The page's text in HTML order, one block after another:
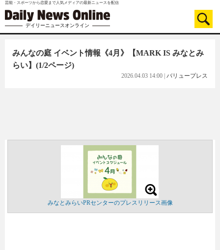
芸能・スポーツから恋愛まで人気メディアの最新ニュースを配信
デイリーニュースオンライン
みんなの庭 イベント情報《4月》【MARK IS みなとみ
らい】 (1/2ページ)
2026.04.03 14:00 バリュープレス
みなとみらいPRセンターのプレスリリース画像